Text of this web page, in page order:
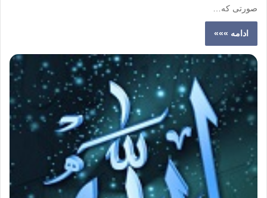
صورتی که…
ادامه »»»